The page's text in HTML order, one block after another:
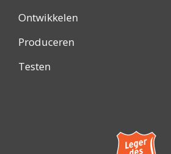
Ontwikkelen
Produceren
Testen